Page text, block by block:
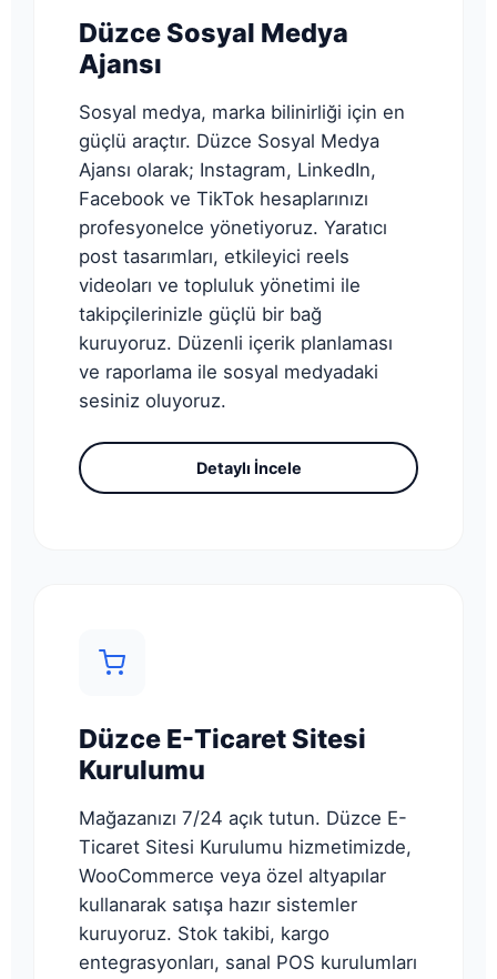
Düzce Sosyal Medya
Ajansı
Sosyal medya, marka bilinirliği için en
güçlü araçtır. Düzce Sosyal Medya
Ajansı olarak; Instagram, LinkedIn,
Facebook ve TikTok hesaplarınızı
profesyonelce yönetiyoruz. Yaratıcı
post tasarımları, etkileyici reels
videoları ve topluluk yönetimi ile
takipçilerinizle güçlü bir bağ
kuruyoruz. Düzenli içerik planlaması
ve raporlama ile sosyal medyadaki
sesiniz oluyoruz.
Detaylı İncele
Düzce E-Ticaret Sitesi
Kurulumu
Mağazanızı 7/24 açık tutun. Düzce E-
Ticaret Sitesi Kurulumu hizmetimizde,
WooCommerce veya özel altyapılar
kullanarak satışa hazır sistemler
kuruyoruz. Stok takibi, kargo
entegrasyonları, sanal POS kurulumları